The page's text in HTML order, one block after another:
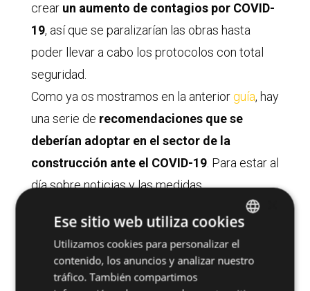
crear un aumento de contagios por COVID-
19, así que se paralizarían las obras hasta
poder llevar a cabo los protocolos con total
seguridad.
Como ya os mostramos en la anterior guía, hay
una serie de recomendaciones que se
deberían adoptar en el sector de la
construcción ante el COVID-19. Para estar al
día sobre noticias y las medidas
suscríbete a
nuestra newsletter.
ÚLTIMAS NOTICIAS
SPANISH
ENGLISH
Ese sitio web utiliza cookies
Utilizamos cookies para personalizar el
contenido, los anuncios y analizar nuestro
tráfico. También compartimos